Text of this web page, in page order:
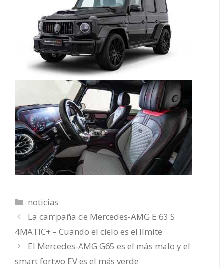
Categorías
noticias
La campaña de Mercedes-AMG E 63 S
4MATIC+ – Cuando el cielo es el límite
El Mercedes-AMG G65 es el más malo y el
smart fortwo EV es el más verde